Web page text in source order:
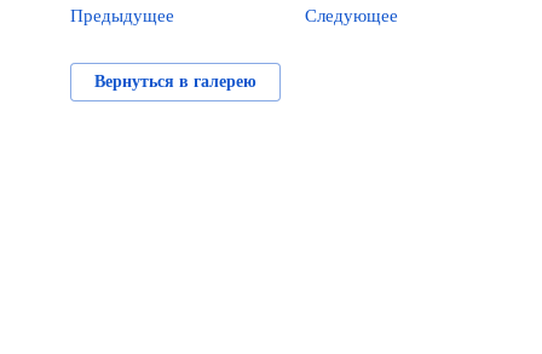
Предыдущее Следующее
Вернуться в галерею